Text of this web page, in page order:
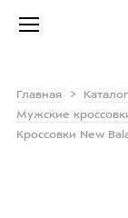
Главная Каталог
Мужские
Кроссовки New